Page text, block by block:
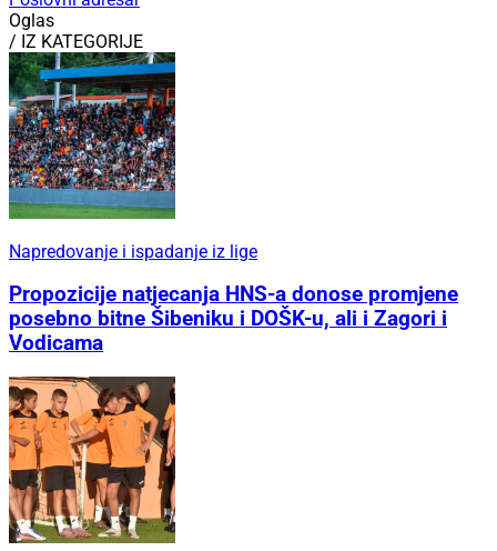
Oglas
/ IZ KATEGORIJE
Napredovanje i ispadanje iz lige
Propozicije natjecanja HNS-a donose promjene
posebno bitne Šibeniku i DOŠK-u, ali i Zagori i
Vodicama